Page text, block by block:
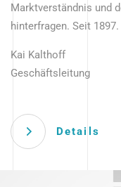
Marktverständnis und
hinterfragen. Seit
Kai Kalthoff
Geschäftsleitung
Details